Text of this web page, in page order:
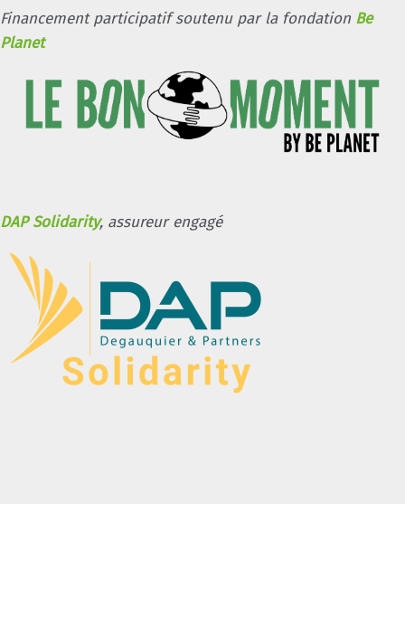
Financement participatif soutenu par la fondation Be
Planet
DAP Solidarity, assureur engagé